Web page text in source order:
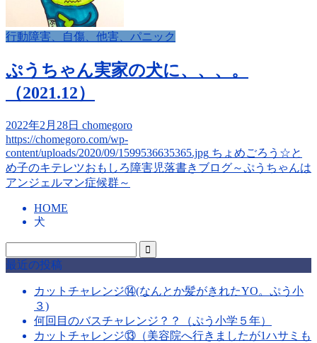
行動障害、自傷、他害、パニック
ぷうちゃん実家の犬に、、、。
（2021.12）
2022年2月28日 chomegoro
https://chomegoro.com/wp-
content/uploads/2020/09/1599536635365.jpg ちょめごろう☆と
め子のキテレツおもしろ障害児落書きブログ～ぷうちゃんは
アンジェルマン症候群～
HOME
犬
最近の投稿
カットチャレンジ⑭(なんとか髪がきれたYO。ぷう小
３)
何回目のバスチャレンジ？？（ぷう小学５年）
カットチャレンジ⑬（美容院へ行きましたが1ハサミも